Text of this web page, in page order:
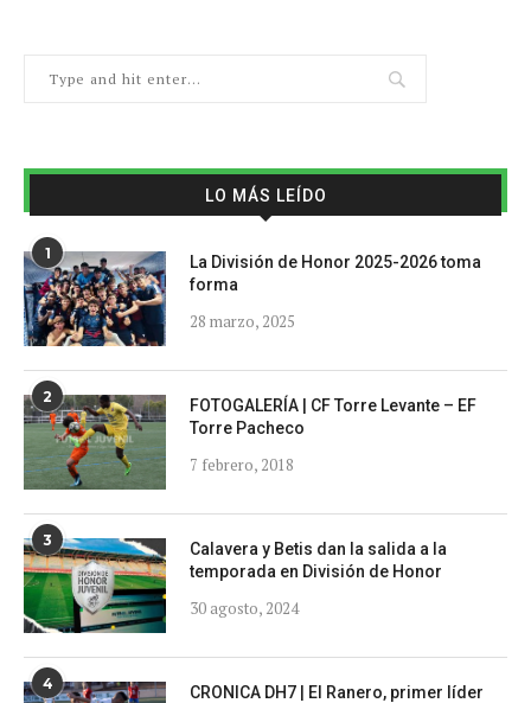
LO MÁS LEÍDO
1
La División de Honor 2025-2026 toma
forma
28 marzo, 2025
2
FOTOGALERÍA | CF Torre Levante – EF
Torre Pacheco
7 febrero, 2018
3
Calavera y Betis dan la salida a la
temporada en División de Honor
30 agosto, 2024
4
CRONICA DH7 | El Ranero, primer líder